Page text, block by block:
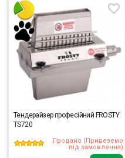
Тендерайзер професійний FROSTY
TS720
Продано (Привеземо
під замовлення)